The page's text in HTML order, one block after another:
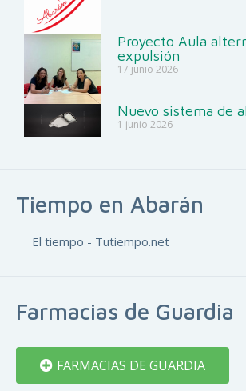
Tiempo en Abarán
El tiempo - Tutiempo.net
Farmacias de Guardia
FARMACIAS DE GUARDIA
Proyecto Aula
expulsión
17 junio 2026
Nuevo sistema de
1 junio 2026